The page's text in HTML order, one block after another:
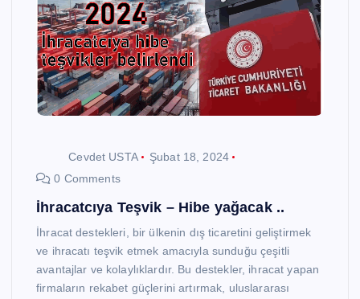
Cevdet USTA
Şubat 18, 2024
0 Comments
İhracatcıya Teşvik – Hibe yağacak ..
İhracat destekleri, bir ülkenin dış ticaretini geliştirmek
ve ihracatı teşvik etmek amacıyla sunduğu çeşitli
avantajlar ve kolaylıklardır. Bu destekler, ihracat yapan
firmaların rekabet güçlerini artırmak, uluslararası